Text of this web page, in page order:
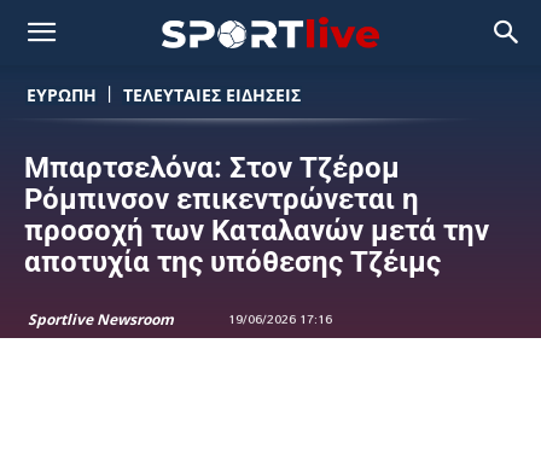
ΕΥΡΩΠΗ ΤΕΛΕΥΤΑΙΕΣ ΕΙΔΗΣΕΙΣ
Μπαρτσελόνα: Στον Τζέρομ
Ρόμπινσον επικεντρώνεται η
προσοχή των Καταλανών μετά την
αποτυχία της υπόθεσης Τζέιμς
Sportlive Newsroom 19/06/2026 17:16